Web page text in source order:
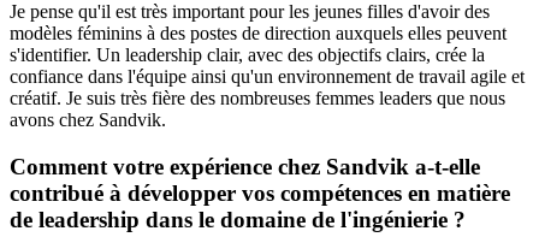
Je pense qu'il est très important pour les jeunes filles d'avoir des
modèles féminins à des postes de direction auxquels elles peuvent
s'identifier. Un leadership clair, avec des objectifs clairs, crée la
confiance dans l'équipe ainsi qu'un environnement de travail agile et
créatif. Je suis très fière des nombreuses femmes leaders que nous
avons chez Sandvik.
Comment votre expérience chez Sandvik a-t-elle
contribué à développer vos compétences en matière
de leadership dans le domaine de l'ingénierie ?